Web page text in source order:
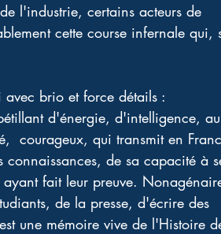
l'industrie, certains acteurs de
cette course infernale qui,
avec brio et force détails :
d'énergie, d'intelligence, au
courageux, qui transmit en
connaissances, de sa capacité à
ayant fait leur preuve.
de la presse, d'écrire des
une mémoire vive de l'Histoire